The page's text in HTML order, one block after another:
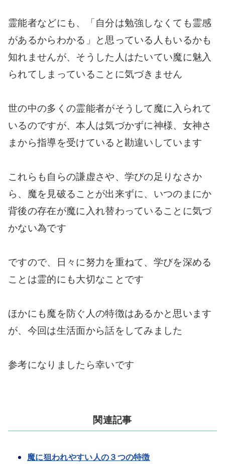
霊能者などにも、「自分は勉強しなくても霊感
があるからわかる」と思っている人もいるかも
知れませんが、そうした人はたいてい魔に魅入
られてしまっていることに気づきません
世の中の多くの霊能者がそうして魔に入られて
いるのですが、本人は気づかずに神様、女神さ
まから指導を受けていると勘違いしています
これらも自らの謙虚さや、学びの足りなさか
ら、魔を見破ることが出来ずに、いつのまにか
背後の存在が魔に入れ替わっていることに気づ
かない為です
ですので、日々に努力を重ねて、学びを深める
ことは霊的にも大切なことです
ほかにも魔を防ぐ人の特徴はあるかと思います
が、今回は生活面から話をしてみました
参考になりましたら幸いです
関連記事
魔に狙われやすい人の３つの特徴